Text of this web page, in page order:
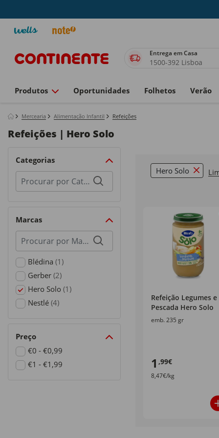
Entrega em Casa
1500-392 Lisboa
Produtos Oportunidades Folhetos Verão
Mercearia Alimentação Infantil Refeições
Refeições | Hero Solo
Categorias
Procurar
por
Marcas
Procurar
por
marcasBlédina (1)
Refine by Marcas: Blédina
Gerber (2)
Refine by Marcas: Gerber
Hero Solo (1)
selected Currently Refined by Marcas: Hero Solo
Nestlé (4)
Preço
€0 - €0,99
Refine by Preço: €0 - €0,99
€1 - €1,99
Hero Solo
Refeição Legumes e
Pescada Hero Solo
emb. 235 gr
1 ,99€
8,47€/kg